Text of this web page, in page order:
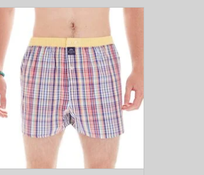
Geruit patroon in verschillende kleurtjes. De
tailleband is geel.
TOEVOEGEN AAN WINKELWAGEN